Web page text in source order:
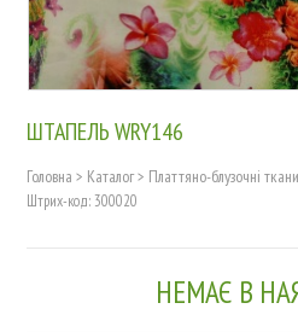
ШТАПЕЛЬ WRY146
Головна > Каталог> Платтяно-блузочні
Штрих-код: 300020
НЕМАЄ В